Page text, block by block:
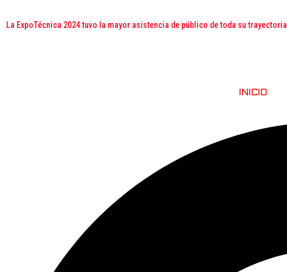
La ExpoTécnica 2024 tuvo la mayor asistencia de público de toda su trayectoria
INICIO